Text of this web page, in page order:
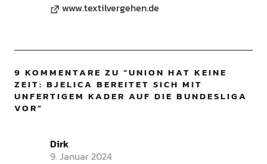
www.textilvergehen.de
9 KOMMENTARE ZU “UNION HAT KEINE
ZEIT: BJELICA BEREITET SICH MIT
UNFERTIGEM KADER AUF DIE BUNDESLIGA
VOR”
Dirk
9. Januar 2024